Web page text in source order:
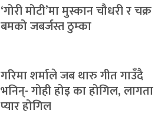
‘गोरी मोटी’मा मुस्कान चौधरी र चक्र
बमको जबर्जस्त ठुम्का
गरिमा शर्माले जब थारु गीत गाउँदै
भनिन्- गोही होइ का होगिल, लागता
प्यार होगिल